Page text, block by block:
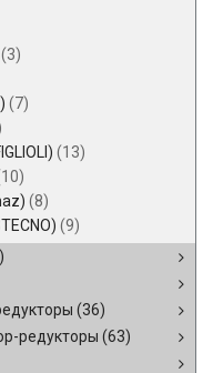
(3)
(7)
(13)
(8)
(9)
(36)
редукторы (63)